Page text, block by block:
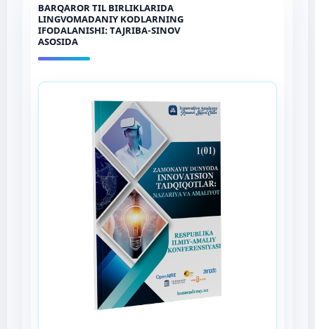
BARQAROR TIL BIRLIKLARIDA
LINGVOMADANIY KODLARNING
IFODALANISHI: TAJRIBA-SINOV
ASOSIDA